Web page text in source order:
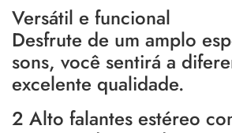
Versátil e funcional
Desfrute de um amplo
sons, você sentirá a
excelente qualidade.
2 Alto falantes estéreo